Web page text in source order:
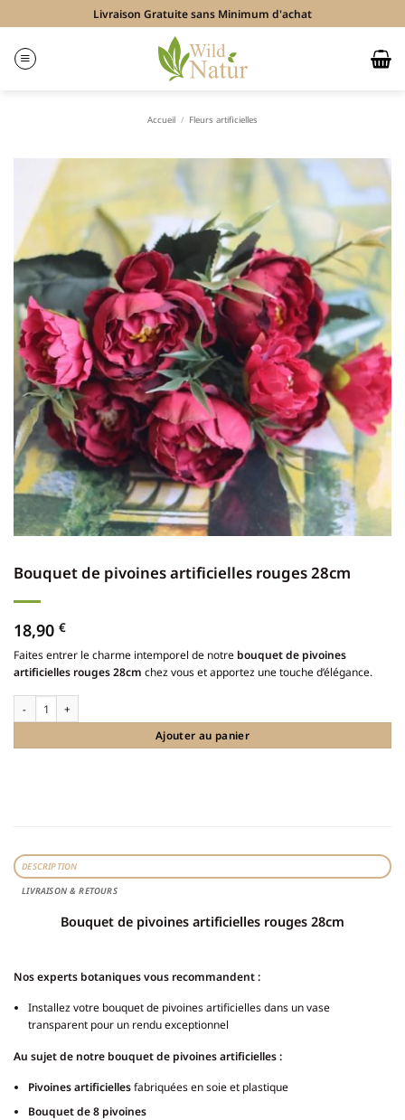
au
Livraison Gratuite sans Minimum d'achat
Accueil / Fleurs artificielles
Bouquet de pivoines artificielles rouges 28cm
18,90 €
Ajouter au panier
Faites entrer le charme intemporel de notre bouquet de pivoines
artificielles rouges 28cm chez vous et apportez une touche d’élégance.
DESCRIPTION
LIVRAISON & RETOURS
Bouquet de pivoines artificielles rouges 28cm
Nos experts botaniques vous recommandent :
Installez votre bouquet de pivoines artificielles dans un vase
transparent pour un rendu exceptionnel
Au sujet de notre bouquet de pivoines artificielles :
Pivoines artificiellesfabriquées en soie et plastique
Bouquet de 8 pivoines